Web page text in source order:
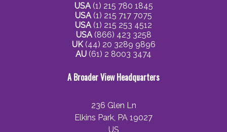
USA(1) 215 780 1845
USA(1) 215 717 7075
USA(1) 215 253 4512
USA(866) 423 3258
UK(44) 20 3289 9896
AU (61) 2 8003 3474
A Broader View Headquarters
236 Glen Ln
Elkins Park, PA 19027
US